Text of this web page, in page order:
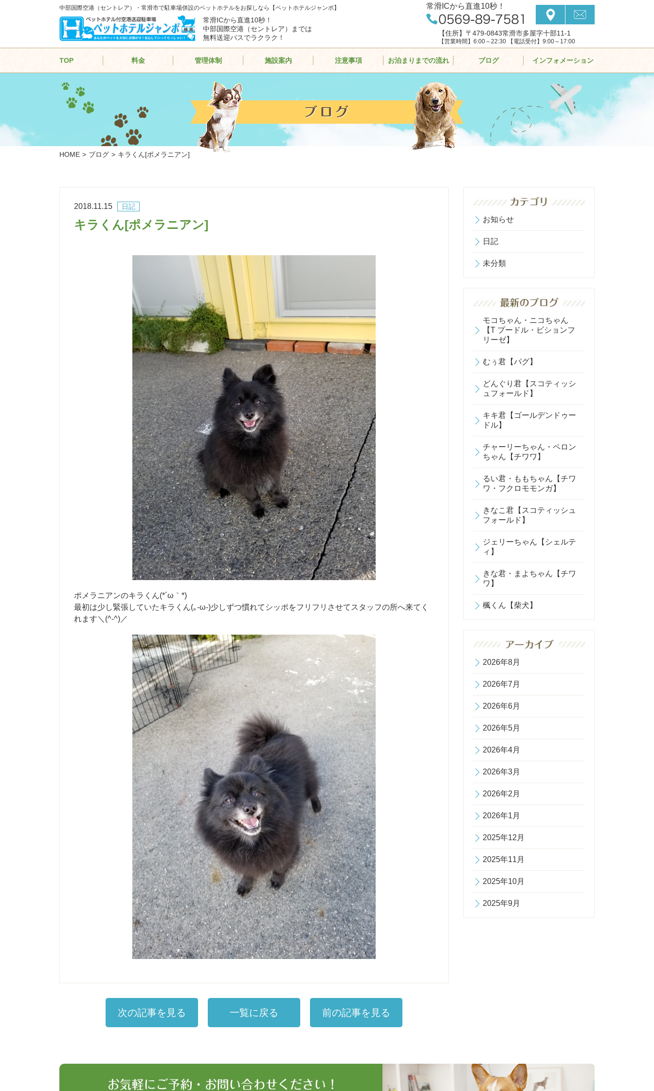
中部国際空港（セントレア）・常滑市で駐車場併設のペットホテルをお探しなら【ペットホテルジャンボ】
常滑ICから直進10秒！
中部国際空港（セントレア）までは
無料送迎バスでラクラク！
常滑ICから直進10秒！
【住所】〒479-0843常滑市多屋字十部11-1
【営業時間】6:00～22:30 【電話受付】9:00～17:00
TOP 料金 管理体制 施設案内 注意事項 お泊まりまでの流れ ブログ インフォメーション
HOME ブログ キラくん[ポメラニアン]
日記
2018.11.15
キラくん[ポメラニアン]
ポメラニアンのキラくん(*´ω｀*)
最初は少し緊張していたキラくん(｡-ω-)少しずつ慣れてシッポをフリフリさせてスタッフの所へ来てく
れます＼(^-^)／
次の記事を見る 一覧に戻る 前の記事を見る
お知らせ
日記
未分類
モコちゃん・ニコちゃん
【T プードル・ビションフ
リーゼ】
むぅ君【パグ】
どんぐり君【スコティッシ
ュフォールド】
キキ君【ゴールデンドゥー
ドル】
チャーリーちゃん・ペロン
ちゃん【チワワ】
るい君・ももちゃん【チワ
ワ・フクロモモンガ】
きなこ君【スコティッシュ
フォールド】
ジェリーちゃん【シェルテ
ィ】
きな君・まよちゃん【チワ
ワ】
楓くん【柴犬】
2026年8月
2026年7月
2026年6月
2026年5月
2026年4月
2026年3月
2026年2月
2026年1月
2025年12月
2025年11月
2025年10月
2025年9月